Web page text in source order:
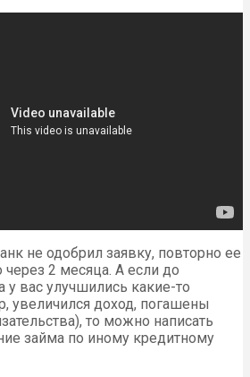
не одобрил заявку, повторно ее
2 месяца. А если до
у вас улучшились какие-то
увеличился доход, погашены
то можно написать
займа по иному кредитному